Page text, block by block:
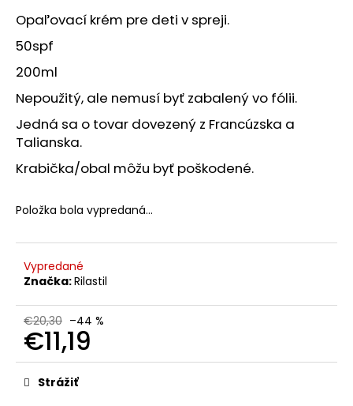
Opaľovací krém pre deti v spreji.
50spf
200ml
Nepoužitý, ale nemusí byť zabalený vo fólii.
Jedná sa o tovar dovezený z Francúzska a
Talianska.
Krabička/obal môžu byť poškodené.
Položka bola vypredaná…
Vypredané
Značka:Rilastil
€20,30 –44 %
€11,19
Jednotková
cena:Strážiť
č
a
m
e
SOLGAR
CELOSPEKTRÁLNY
KURKUMÍN
90
KAPSÚL
Pôvodne: